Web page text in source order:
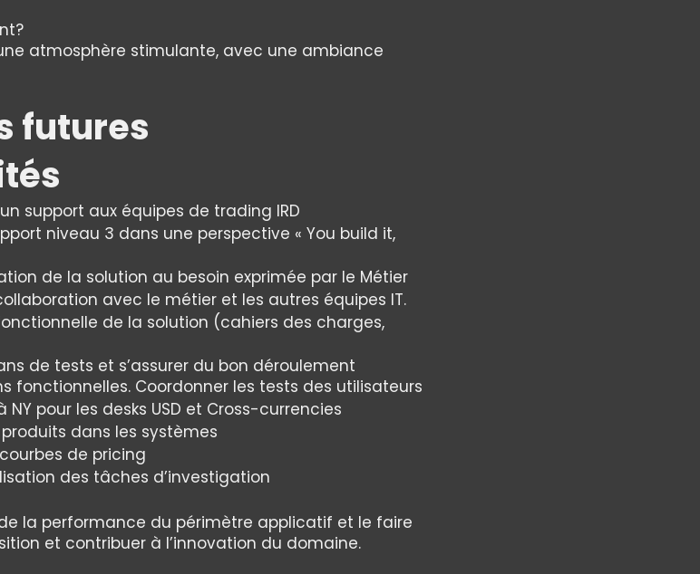
atmosphère stimulante, avec une ambiance
futures
support aux équipes de trading IRD
niveau 3 dans une perspective « You build it,
de la solution au besoin exprimée par le Métier
avec le métier et les autres équipes IT.
de la solution (cahiers des charges,
de tests et s’assurer du bon déroulement
fonctionnelles. Coordonner les tests des utilisateurs
pour les desks USD et Cross-currencies
dans les systèmes
de pricing
des tâches d’investigation
la performance du périmètre applicatif et le faire
et contribuer à l’innovation du domaine.